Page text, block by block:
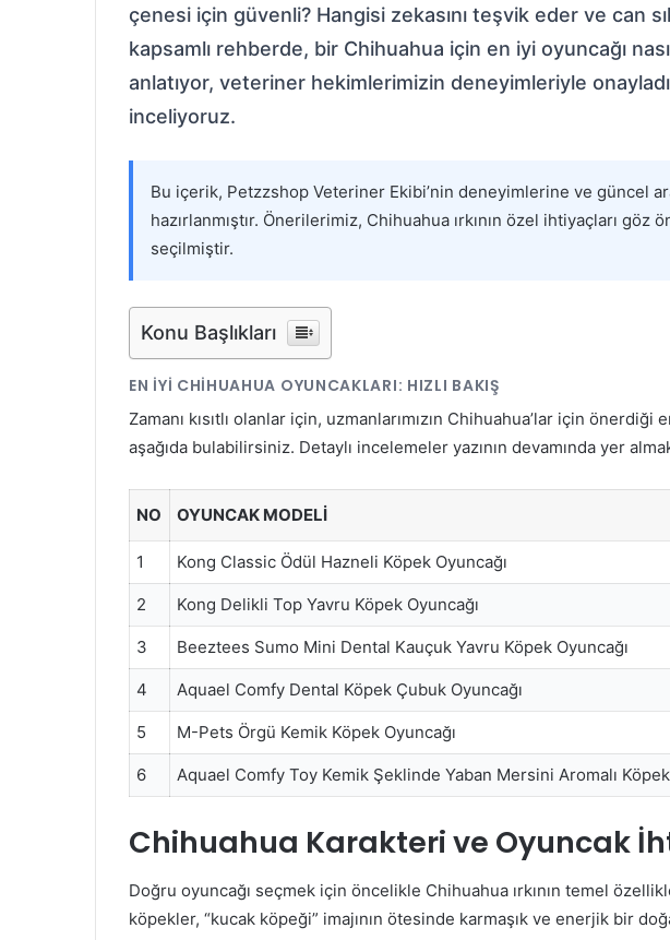
çenesi için güvenli? Hangisi zekasını teşvik eder ve can
kapsamlı rehberde, bir Chihuahua için en iyi oyuncağı
anlatıyor, veteriner hekimlerimizin deneyimleriyle
inceliyoruz.
Bu içerik, Petzzshop Veteriner Ekibi’nin deneyimlerine ve güncel
hazırlanmıştır. Önerilerimiz, Chihuahua ırkının özel ihtiyaçları göz
seçilmiştir.
Konu Başlıkları
EN İYI CHIHUAHUA OYUNCAKLARI: HIZLI BAKIŞ
Zamanı kısıtlı olanlar için, uzmanlarımızın Chihuahua’lar için önerdiği
aşağıda bulabilirsiniz. Detaylı incelemeler yazının devamında yer
NO OYUNCAK MODELI
1 Kong Classic Ödül Hazneli Köpek Oyuncağı
2 Kong Delikli Top Yavru Köpek Oyuncağı
3 Beeztees Sumo Mini Dental Kauçuk Yavru Köpek Oyuncağı
4 Aquael Comfy Dental Köpek Çubuk Oyuncağı
5 M-Pets Örgü Kemik Köpek Oyuncağı
6 Aquael Comfy Toy Kemik Şeklinde Yaban Mersini Aromalı Köpek
Chihuahua Karakteri ve Oyuncak
Doğru oyuncağı seçmek için öncelikle Chihuahua ırkının temel
köpekler, “kucak köpeği” imajının ötesinde karmaşık ve enerjik bir